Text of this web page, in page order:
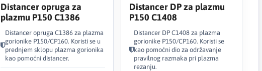
Distancer opruga za
plazmu P150 C1386
Distancer opruga C1386 za plazma
gorionike P150/CP160. Koristi se u
prednjem sklopu plazma gorionika
kao pomoćni distancer.
Distancer DP za plazmu
P150 C1408
Distancer DP C1408 za plazma
gorionike P150/CP160. Koristi se
kao pomoćni dio za održavanje
pravilnog razmaka pri plazma
rezanju.